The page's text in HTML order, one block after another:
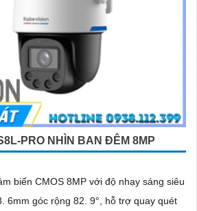
PRO NHÌN BAN ĐÊM 8MP
biến CMOS 8MP với độ nhạy sáng siêu
6mm góc rộng 82. 9°, hỗ trợ quay quét